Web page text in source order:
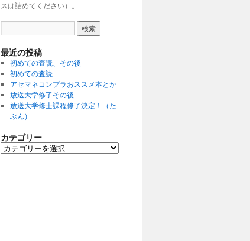
スは詰めてください）。
最近の投稿
初めての査読、その後
初めての査読
アセマネコンプラおススメ本とか
放送大学修了その後
放送大学修士課程修了決定！（た
ぶん）
カテゴリー
カ